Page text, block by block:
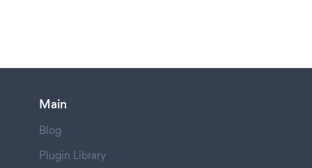
Main
Blog
Plugin Library